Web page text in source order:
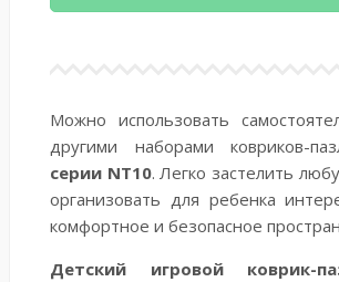
Можно использовать
другими наборами ковриков-
серии NT10. Легко застелить
организовать для ребенка
комфортное и безопасное
Детский игровой коврик-